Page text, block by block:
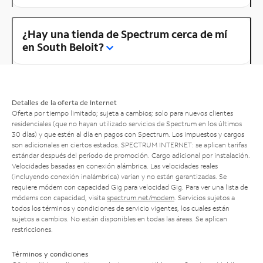
¿Hay una tienda de Spectrum cerca de mí
en South Beloit?
Detalles de la oferta de Internet
Oferta por tiempo limitado; sujeta a cambios; solo para nuevos clientes
residenciales (que no hayan utilizado servicios de Spectrum en los últimos
30 días) y que estén al día en pagos con Spectrum. Los impuestos y cargos
son adicionales en ciertos estados. SPECTRUM INTERNET: se aplican tarifas
estándar después del período de promoción. Cargo adicional por instalación.
Velocidades basadas en conexión alámbrica. Las velocidades reales
(incluyendo conexión inalámbrica) varían y no están garantizadas. Se
requiere módem con capacidad Gig para velocidad Gig. Para ver una lista de
módems con capacidad, visita spectrum.net/modem . Servicios sujetos a
todos los términos y condiciones de servicio vigentes, los cuales están
sujetos a cambios. No están disponibles en todas las áreas. Se aplican
restricciones.
Términos y condiciones